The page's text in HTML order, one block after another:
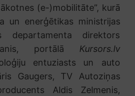
(e-)mobilitāte”, kurā
un enerģētikas ministrijas
departamenta direktors
portālā Kursors.lv
entuziasts un auto
Gaugers, TV Autoziņas
Aldis Zelmenis,